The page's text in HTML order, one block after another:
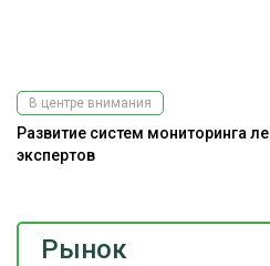
Рынок
В центре внимания
Развитие систем мониторинга
экспертов